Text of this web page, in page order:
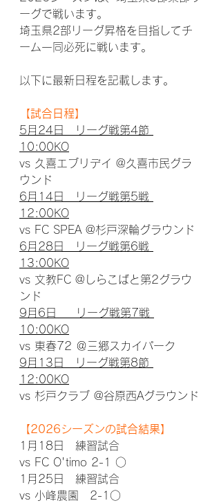
ーグで戦います。
埼玉県2部リーグ昇格を目指してチ
ーム一同必死に戦います。
以下に最新日程を記載します。
【試合日程】
5月24日　リーグ戦第4節
10:00KO
vs 久喜エブリデイ @久喜市民グラ
ウンド
6月14日　リーグ戦第5戦
12:00KO
vs FC SPEA @杉戸深輪グラウンド
6月28日　リーグ戦第6戦
13:00KO
vs 文教FC @しらこばと第2グラウ
ンド
9月6日　  リーグ戦第7戦
10:00KO
vs 東春72 ＠三郷スカイパーク
9月13日　リーグ戦第8節
12:00KO
vs 杉戸クラブ @谷原西Aグラウンド
【2026シーズンの試合結果】
1月18日　練習試合
vs FC O'timo 2-1 ○
1月25日　練習試合
vs 小峰農園　2-1○